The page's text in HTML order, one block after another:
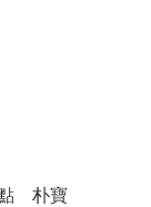
點 朴寶